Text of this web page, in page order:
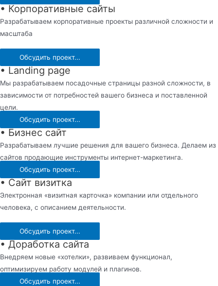
• Корпоративные сайты
Разрабатываем корпоративные проекты различной сложности и
масштаба
Обсудить проект...
• Landing page
Мы разрабатываем посадочные страницы разной сложности, в
зависимости от потребностей вашего бизнеса и поставленной
цели.
Обсудить проект...
• Бизнес сайт
Разрабатываем лучшие решения для вашего бизнеса. Делаем из
сайтов продающие инструменты интернет-маркетинга.
Обсудить проект...
• Сайт визитка
Электронная «визитная карточка» компании или отдельного
человека, с описанием деятельности.
Обсудить проект...
• Доработка сайта
Внедряем новые «хотелки», развиваем функционал,
оптимизируем работу модулей и плагинов.
Обсудить проект...